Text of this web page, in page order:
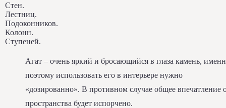
Стен.
Лестниц.
Подоконников.
Колонн.
Ступеней.
Агат – очень яркий и бросающийся в глаза камень,
поэтому использовать его в интерьере нужно
«дозированно». В противном случае общее впечатление
пространства будет испорчено.